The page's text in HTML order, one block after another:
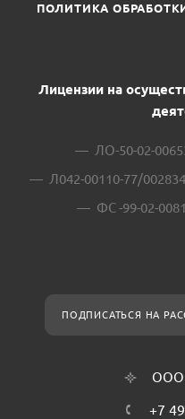
ПОЛИТИКА
Лицензии на
ЛО-50-02-
Л042-00110-77/
ФС -99-02-
ПОДПИСАТЬСЯ НА
ООО
+7